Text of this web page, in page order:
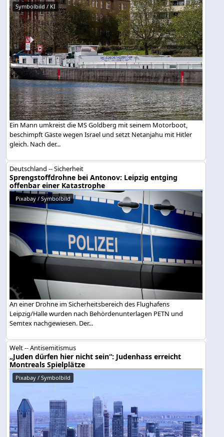
Symbolbild / KI
Ein Mann umkreist die MS Goldberg mit seinem Motorboot,
beschimpft Gäste wegen Israel und setzt Netanjahu mit Hitler
gleich. Nach der...
Deutschland -- Sicherheit
Sprengstoffdrohne bei Antonov: Leipzig entging
offenbar einer Katastrophe
Pixabay / Symbolbild
An einer Drohne im Sicherheitsbereich des Flughafens
Leipzig/Halle wurden nach Behördenunterlagen PETN und
Semtex nachgewiesen. Der...
Welt -- Antisemitismus
„Juden dürfen hier nicht sein“: Judenhass erreicht
Montreals Spielplätze
Pixabay / Symbolbild